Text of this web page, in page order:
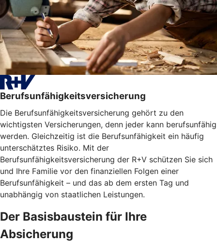
Berufsunfähigkeitsversicherung
Die Berufsunfähigkeitsversicherung gehört zu den
wichtigsten Versicherungen, denn jeder kann berufsunfähig
werden. Gleichzeitig ist die Berufsunfähigkeit ein häufig
unterschätztes Risiko. Mit der
Berufsunfähigkeitsversicherung der R+V schützen Sie sich
und Ihre Familie vor den finanziellen Folgen einer
Berufsunfähigkeit – und das ab dem ersten Tag und
unabhängig von staatlichen Leistungen.
Der Basisbaustein für Ihre
Absicherung